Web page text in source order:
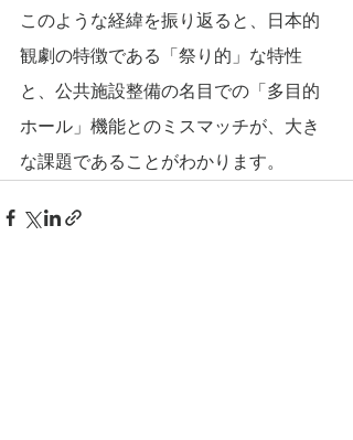
このような経緯を振り返ると、日本的
観劇の特徴である「祭り的」な特性
と、公共施設整備の名目での「多目的
ホール」機能とのミスマッチが、大き
な課題であることがわかります。